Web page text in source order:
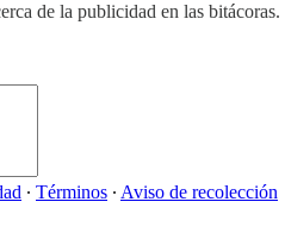
de la publicidad en las bitácoras.
∙ Términos ∙ Aviso de recolección